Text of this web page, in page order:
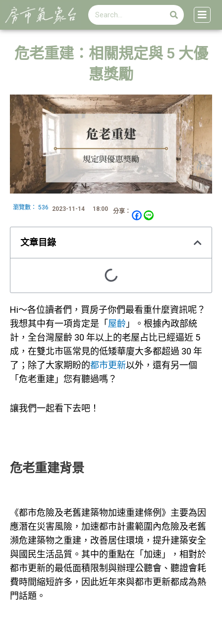
搜
尋
搜
尋
危老重建：相關規定與 5 大優
惠獎勵
瀏覽數： 536 2023-11-14 18:00 分享：
文章目錄
Hi～各位讀者們，買房子你們最看重什麼資訊呢？
我想其中有一項肯定是「屋齡 」。 根據內政部統
計，全台灣屋齡 30 年以上的老屋占比已經逼近 5
成，在雙北市區常見的低矮華廈大多都超過 30 年
了；除了大家期盼的都市更新以外，還有另一個
「危老重建」您有聽過嗎？
讓我們一起看下去吧！
危老重建背景
《都市危險及老舊建築物加速重建條例》主要為因
應潛在災害風險，加速都市計畫範圍內危險及老舊
瀕危建築物之重建，改善居住環境，提升建築安全
與國民生活品質。其中的重點在「加速」，相對於
都市更新的最低面積限制與辦理公聽會、聽證會耗
費時間縮短許多，因此近年來與都市更新都成為熱
門話題。